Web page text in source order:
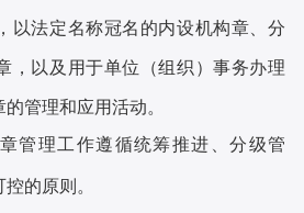
以法定名称冠名的内设机构章、分
，以及用于单位（组织）事务办理
管理和应用活动。
管理工作遵循统筹推进、分级管
的原则。